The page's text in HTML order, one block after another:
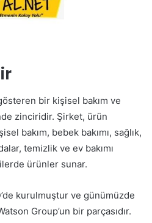
bir kişisel bakım ve
zinciridir. Şirket, ürün
bakım, bebek bakımı, sağlık,
temizlik ve ev bakımı
ürünler sunar.
kurulmuştur ve günümüzde
Group’un bir parçasıdır.